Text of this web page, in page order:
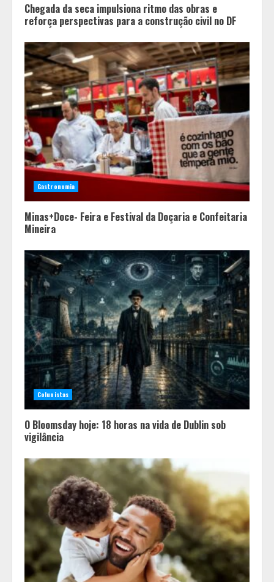
Chegada da seca impulsiona ritmo das obras e
reforça perspectivas para a construção civil no DF
Gastronomia
Minas+Doce- Feira e Festival da Doçaria e Confeitaria
Mineira
Colunistas
O Bloomsday hoje: 18 horas na vida de Dublin sob
vigilância